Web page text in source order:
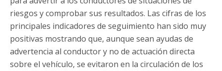
riesgos y comprobar sus resultados. Las cifras de los
principales indicadores de seguimiento han sido muy
positivas mostrando que, aunque sean ayudas de
advertencia al conductor y no de actuación directa
sobre el vehículo, se evitaron en la circulación de los